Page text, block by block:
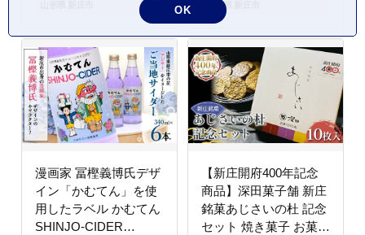
山形県 新庄市
漫画家 冨樫義博氏デザ
イン「かむてん」を使
用したラベル かむてん
SHINJO-CIDER
【新庄開府400年記念
商品】深田菓子舗 新庄
銘菓あじさいの杜 記念
セット 焼き菓子 お菓子
OK